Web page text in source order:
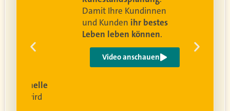
wird
Damit Ihre Kundinnen
und Kunden ihr bestes
Leben leben können.
Video anschauen